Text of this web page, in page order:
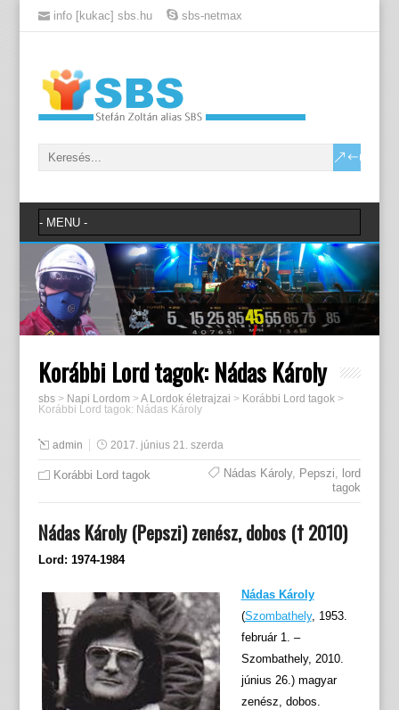
info [kukac] sbs.hu sbs-netmax
Korábbi Lord tagok: Nádas Károly
sbs> Napi Lordom >A Lordok életrajzai > Korábbi Lord tagok>
Korábbi Lord tagok: Nádas Károly
admin 2017. június 21. szerda
Korábbi Lord tagok Nádas Károly, Pepszi, lord
tagok
Nádas Károly (Pepszi) zenész, dobos († 2010)
Lord: 1974-1984
Nádas Károly
(Szombathely, 1953.
február 1. –
Szombathely, 2010.
június 26.) magyar
zenész, dobos.